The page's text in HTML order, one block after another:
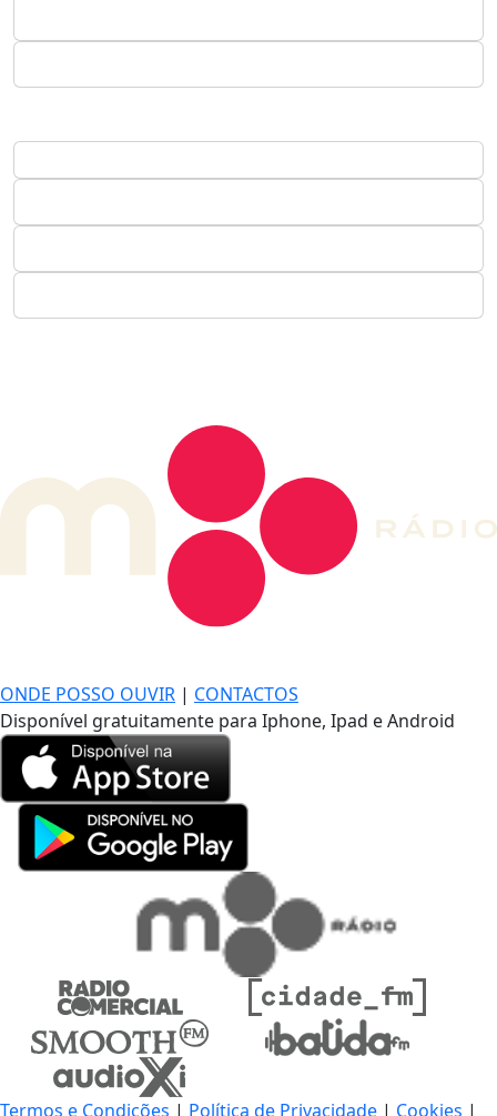
ONDE POSSO OUVIR | CONTACTOS
Disponível gratuitamente para Iphone, Ipad e Android
Termos e Condições | Política de Privacidade | Cookies |